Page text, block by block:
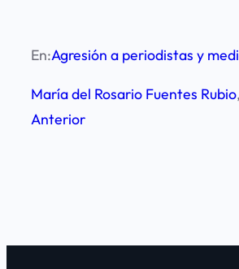
En:Agresión a periodistas y
María del Rosario Fuentes Rubio,
Anterior